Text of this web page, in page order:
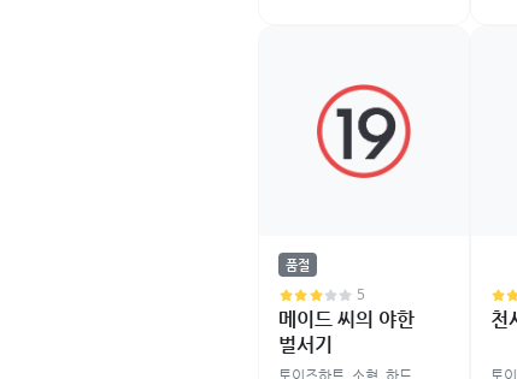
품절
5
메이드 씨의 야한
벌서기
천